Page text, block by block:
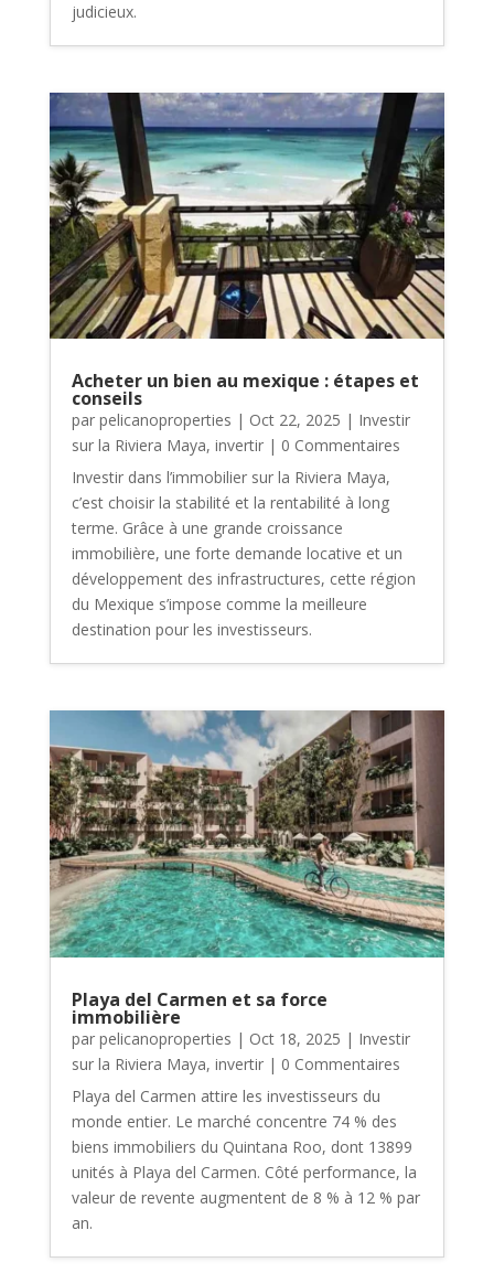
judicieux.
Acheter un bien au mexique : étapes et
conseils
par pelicanoproperties | Oct 22, 2025 | Investir
sur la Riviera Maya, invertir| 0 Commentaires
Investir dans l’immobilier sur la Riviera Maya,
c’est choisir la stabilité et la rentabilité à long
terme. Grâce à une grande croissance
immobilière, une forte demande locative et un
développement des infrastructures, cette région
du Mexique s’impose comme la meilleure
destination pour les investisseurs.
Playa del Carmen et sa force
immobilière
par pelicanoproperties | Oct 18, 2025 | Investir
sur la Riviera Maya, invertir| 0 Commentaires
Playa del Carmen attire les investisseurs du
monde entier. Le marché concentre 74 % des
biens immobiliers du Quintana Roo, dont 13899
unités à Playa del Carmen. Côté performance, la
valeur de revente augmentent de 8 % à 12 % par
an.